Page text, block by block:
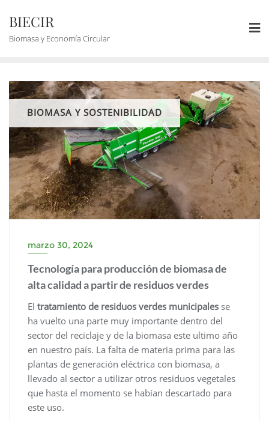
BIECIR
Biomasa y Economía Circular
BIOMASA Y SOSTENIBILIDAD
marzo 30, 2024
Tecnología para producción de biomasa de
alta calidad a partir de residuos verdes
El tratamiento de residuos verdes municipales se
ha vuelto una parte muy importante dentro del
sector del reciclaje y de la biomasa este ultimo año
en nuestro país. La falta de materia prima para las
plantas de generación eléctrica con biomasa, a
llevado al sector a utilizar otros residuos vegetales
que hasta el momento se habían descartado para
este uso.